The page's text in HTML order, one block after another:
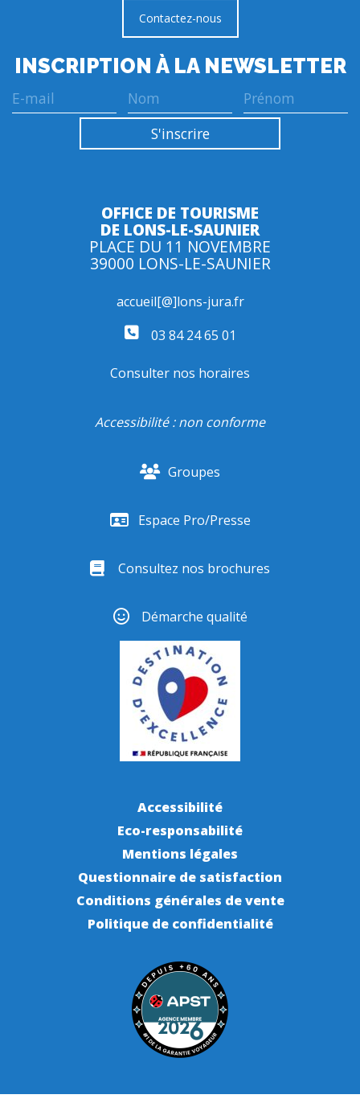
Contactez-nous
INSCRIPTION À LA NEWSLETTER
OFFICE DE TOURISME
DE LONS-LE-SAUNIER
PLACE DU 11 NOVEMBRE
39000 LONS-LE-SAUNIER
accueil[@]lons-jura.fr
03 84 24 65 01
Consulter nos horaires
Accessibilité : non conforme
Groupes
Espace Pro/Presse
Consultez nos brochures
Démarche qualité
Accessibilité
Eco-responsabilité
Mentions légales
Questionnaire de satisfaction
Conditions générales de vente
Politique de confidentialité